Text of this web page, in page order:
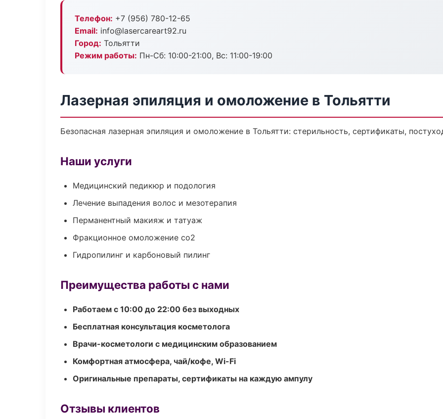
Телефон: +7 (956) 780-12-65
Email: info@lasercareart92.ru
Город: Тольятти
Режим работы: Пн-Сб: 10:00-21:00, Вс: 11:00-19:00
Лазерная эпиляция и омоложение в Тольятти
Безопасная лазерная эпиляция и омоложение в Тольятти: стерильность, сертификаты,
Наши услуги
Медицинский педикюр и подология
Лечение выпадения волос и мезотерапия
Перманентный макияж и татуаж
Фракционное омоложение co2
Гидропилинг и карбоновый пилинг
Преимущества работы с нами
Работаем с 10:00 до 22:00 без выходных
Бесплатная консультация косметолога
Врачи-косметологи с медицинским образованием
Комфортная атмосфера, чай/кофе, Wi-Fi
Оригинальные препараты, сертификаты на каждую ампулу
Отзывы клиентов